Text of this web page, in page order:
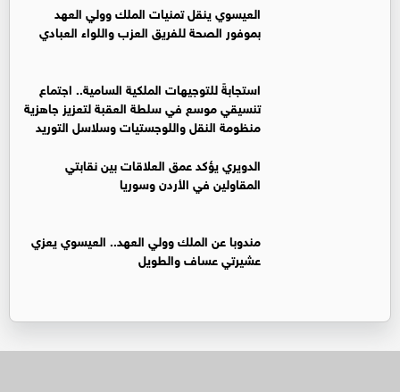
العيسوي ينقل تمنيات الملك وولي العهد
بموفور الصحة للفريق العزب واللواء العبادي
استجابةً للتوجيهات الملكية السامية.. اجتماع
تنسيقي موسع في سلطة العقبة لتعزيز جاهزية
منظومة النقل واللوجستيات وسلاسل التوريد
الدويري يؤكد عمق العلاقات بين نقابتي
المقاولين في الأردن وسوريا
مندوبا عن الملك وولي العهد.. العيسوي يعزي
عشيرتي عساف والطويل